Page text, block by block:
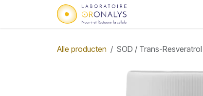
Overslaan naar inhoud
Alle producten SOD / Trans-Resveratrol